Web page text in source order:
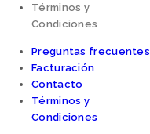
Términos y
Condiciones
Preguntas frecuentes
Facturación
Contacto
Términos y
Condiciones